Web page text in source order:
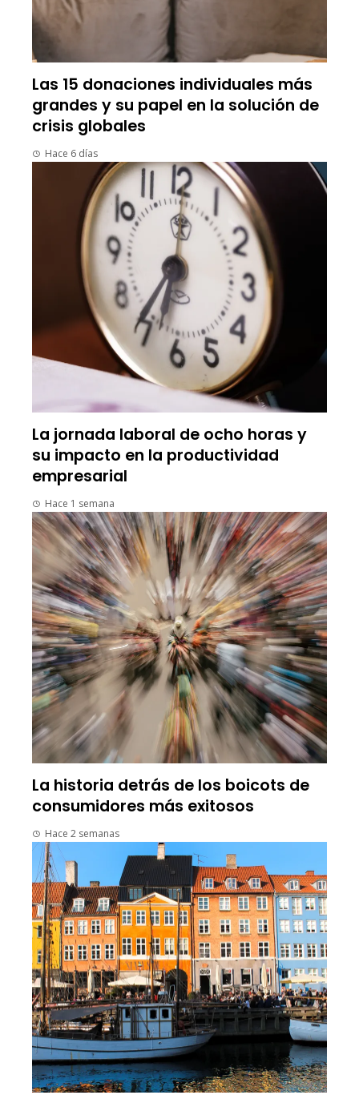
Las 15 donaciones individuales más
grandes y su papel en la solución de
crisis globales
Hace 6 días
La jornada laboral de ocho horas y
su impacto en la productividad
empresarial
Hace 1 semana
La historia detrás de los boicots de
consumidores más exitosos
Hace 2 semanas